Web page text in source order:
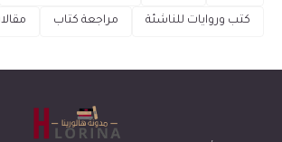
كتب وروايات للناشئة مراجعة كتاب